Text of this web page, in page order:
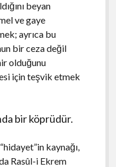
beyan
ve gaye
ayrıca bu
bir ceza değil
olduğunu
için teşvik etmek
bir köprüdür.
kaynağı,
Rasûl-i Ekrem